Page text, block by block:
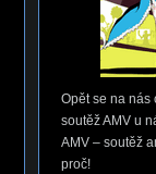
Opět se na nás
soutěž AMV u
AMV – soutěž
proč!